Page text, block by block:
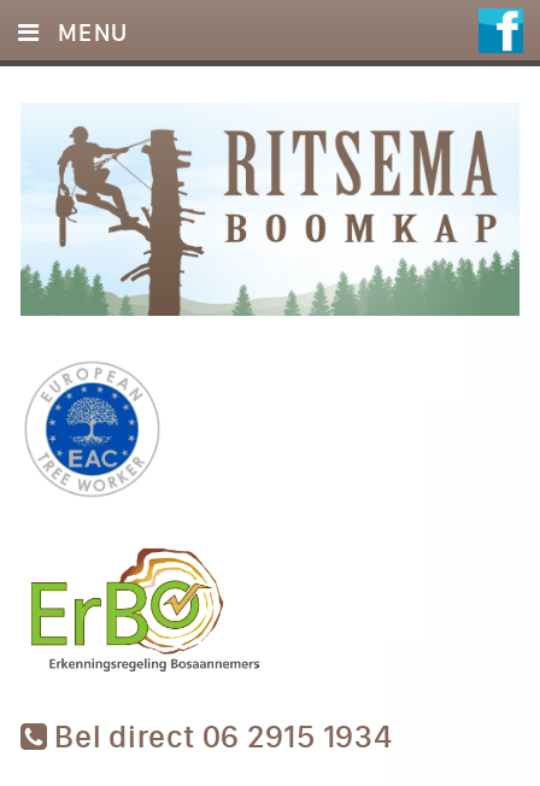
Bel direct 06 2915 1934
MENU
DIENSTEN
FOTO’S
REFERENTIES
OFFERTE
CONTACT